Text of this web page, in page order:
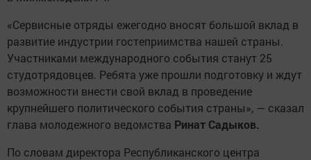
«Сервисные отряды ежегодно вносят большой вклад в
развитие индустрии гостеприимства нашей страны.
Участниками международного события станут 25
студотрядовцев. Ребята уже прошли подготовку и ждут
возможности внести свой вклад в проведение
крупнейшего политического события страны», — сказал
глава молодежного ведомства Ринат Садыков.
По словам директора Республиканского центра